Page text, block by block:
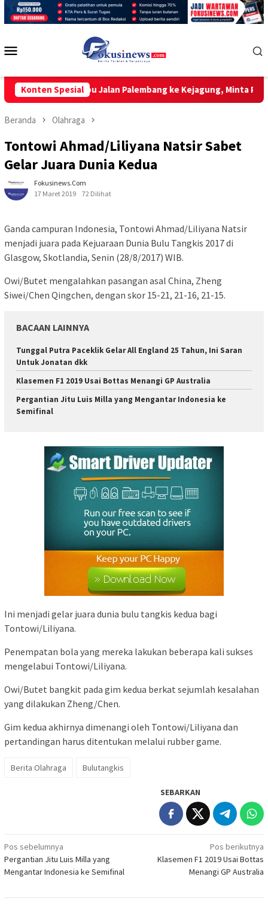
Loncat
Konten Spesial
Lampu Jalan Palembang ke Kejagung, Minta Penyidikan
Beranda Olahraga
Tontowi Ahmad/Liliyana Natsir Sabet
Gelar Juara Dunia Kedua
Fokusinews.com
17 Maret 2019
72 Dilihat
Ganda campuran Indonesia, Tontowi Ahmad/Liliyana Natsir
menjadi juara pada Kejuaraan Dunia Bulu Tangkis 2017 di
Glasgow, Skotlandia, Senin (28/8/2017) WIB.
Owi/Butet mengalahkan pasangan asal China, Zheng
Siwei/Chen Qingchen, dengan skor 15-21, 21-16, 21-15.
BACAAN LAINNYA
Tunggal Putra Paceklik Gelar All England 25 Tahun, Ini Saran
Untuk Jonatan dkk
Klasemen F1 2019 Usai Bottas Menangi GP Australia
Pergantian Jitu Luis Milla yang Mengantar Indonesia ke
Semifinal
Ini menjadi gelar juara dunia bulu tangkis kedua bagi
Tontowi/Liliyana.
Penempatan bola yang mereka lakukan beberapa kali sukses
mengelabui Tontowi/Liliyana.
Owi/Butet bangkit pada gim kedua berkat sejumlah kesalahan
yang dilakukan Zheng/Chen.
Gim kedua akhirnya dimenangi oleh Tontowi/Liliyana dan
pertandingan harus ditentukan melalui rubber game.
Berita Olahraga Bulutangkis
SEBARKAN
Navigasi
pos
Pos sebelumnya
Pergantian Jitu Luis Milla yang
Mengantar Indonesia ke Semifinal
Pos berikutnya
Klasemen F1 2019 Usai Bottas
Menangi GP Australia